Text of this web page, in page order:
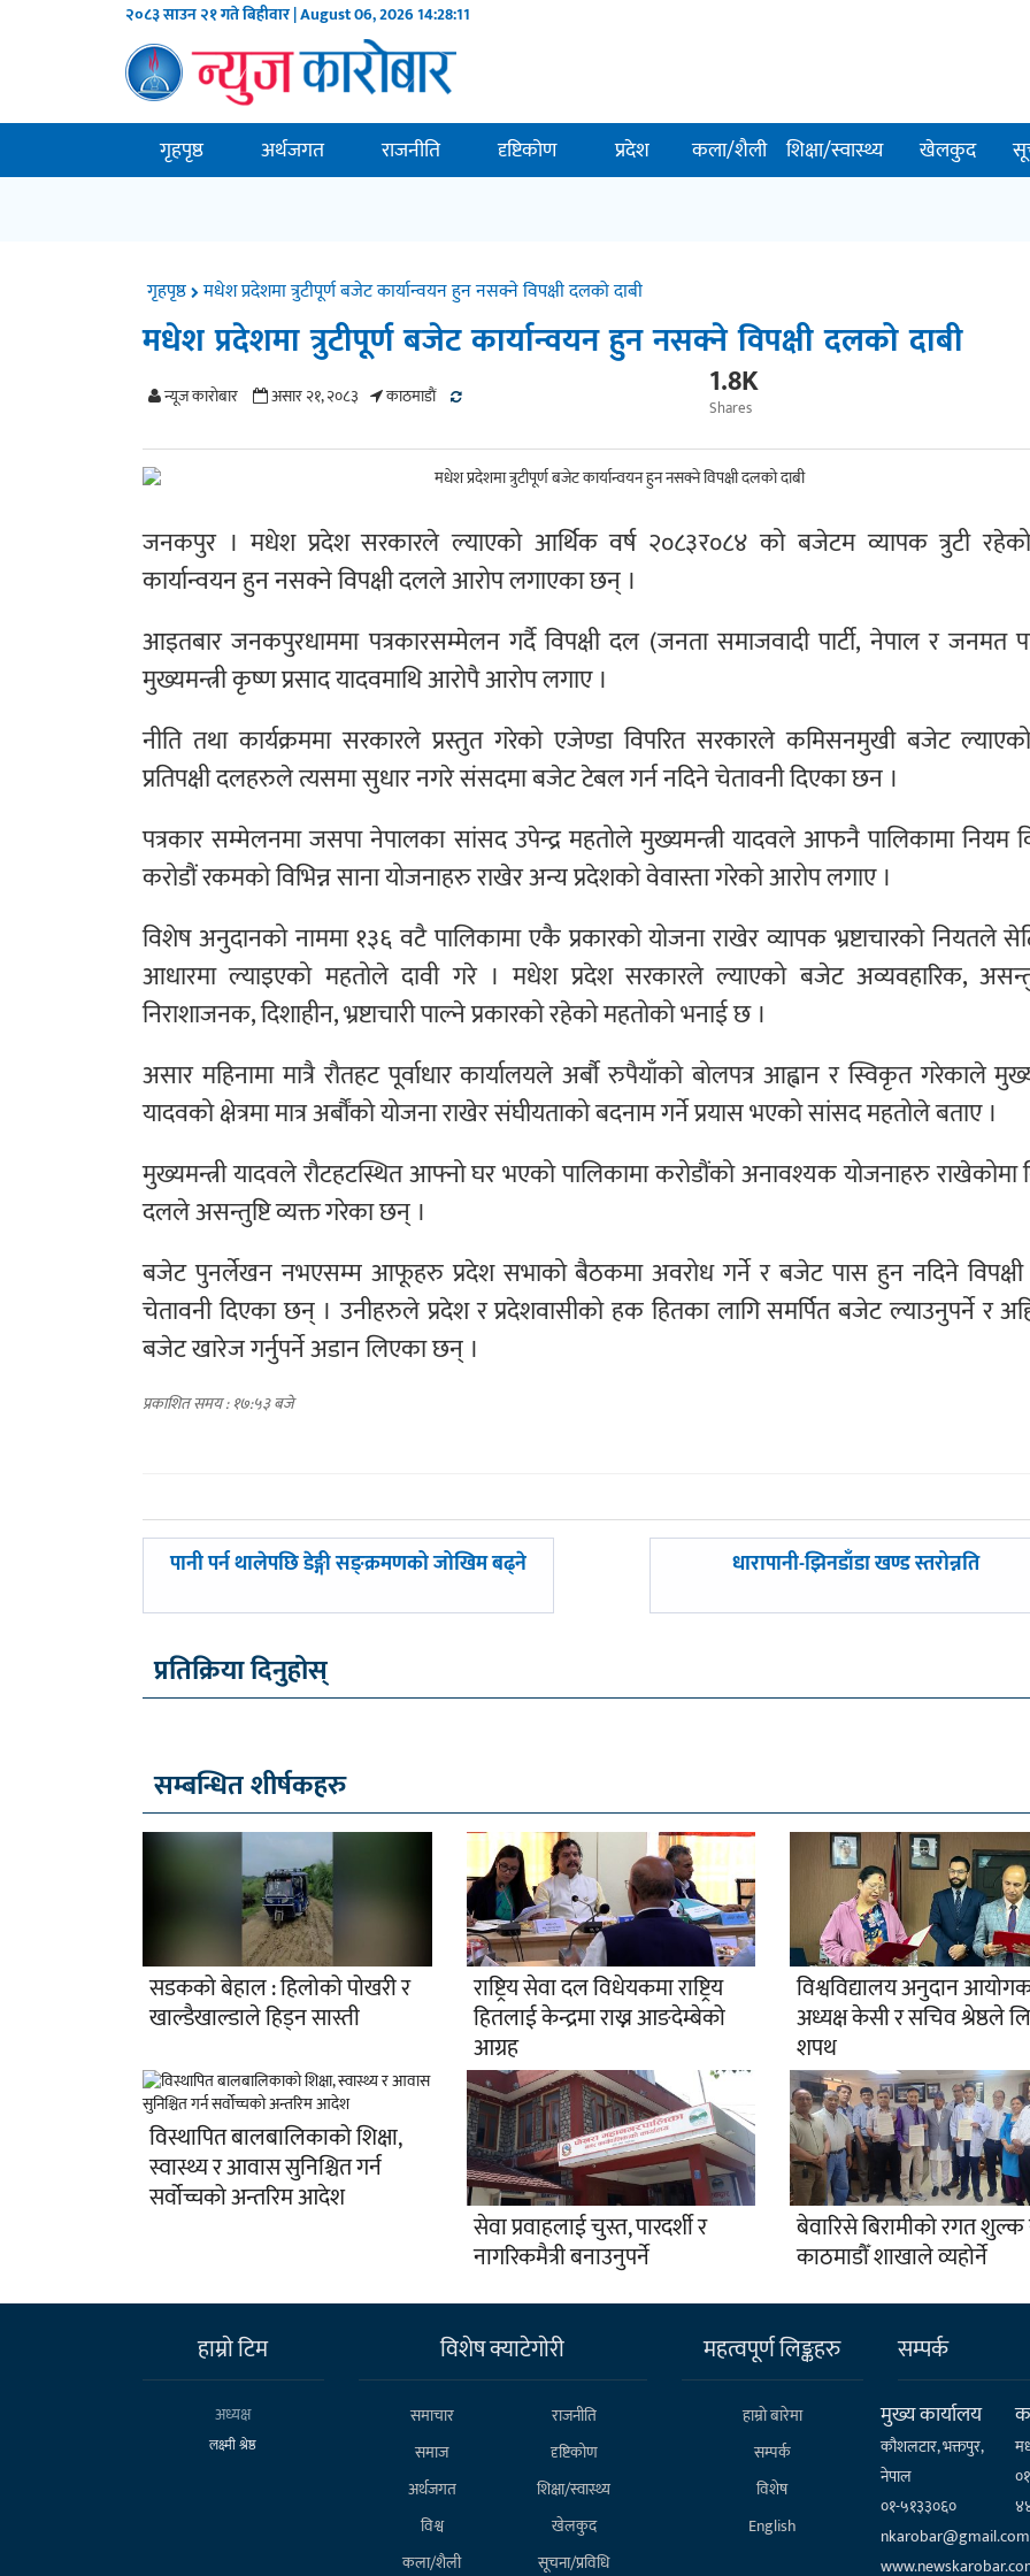
२०८३ साउन २१ गते बिहीवार | August 06, 202614:28:12
गृहपृष्ठ अर्थजगत राजनीति दृष्टिकोण प्रदेश कला/शैली शिक्षा/स्वास्थ्य खेलकुद
गृहपृष्ठ मधेश प्रदेशमा त्रुटीपूर्ण बजेट कार्यान्वयन हुन नसक्ने विपक्षी दलको दाबी
मधेश प्रदेशमा त्रुटीपूर्ण बजेट कार्यान्वयन हुन नसक्ने विपक्षी दलको दाबी
न्यूज काराेबार असार २१, २०८३ काठमाडाैं 1.8K
Shares
जनकपुर । मधेश प्रदेश सरकारले ल्याएको आर्थिक वर्ष २०८३र०८४ को बजेटम व्यापक त्रुटी
कार्यान्वयन हुन नसक्ने विपक्षी दलले आरोप लगाएका छन् ।
आइतबार जनकपुरधाममा पत्रकारसम्मेलन गर्दै विपक्षी दल (जनता समाजवादी पार्टी, नेपाल र जनमत
मुख्यमन्त्री कृष्ण प्रसाद यादवमाथि आरोपै आरोप लगाए ।
नीति तथा कार्यक्रममा सरकारले प्रस्तुत गरेको एजेण्डा विपरित सरकारले कमिसनमुखी बजेट
प्रतिपक्षी दलहरुले त्यसमा सुधार नगरे संसदमा बजेट टेबल गर्न नदिने चेतावनी दिएका छन ।
पत्रकार सम्मेलनमा जसपा नेपालका सांसद उपेन्द्र महतोले मुख्यमन्त्री यादवले आफनै पालिकामा नियम
करोडौं रकमको विभिन्न साना योजनाहरु राखेर अन्य प्रदेशको वेवास्ता गरेको आरोप लगाए ।
विशेष अनुदानको नाममा १३६ वटै पालिकामा एकै प्रकारको योजना राखेर व्यापक भ्रष्टाचारको नियतले
आधारमा ल्याइएको महतोले दावी गरे । मधेश प्रदेश सरकारले ल्याएको बजेट अव्यवहारिक,
निराशाजनक, दिशाहीन, भ्रष्टाचारी पाल्ने प्रकारको रहेको महतोको भनाई छ ।
असार महिनामा मात्रै रौतहट पूर्वाधार कार्यालयले अर्बौ रुपैयाँको बोलपत्र आह्वान र स्विकृत गरेकाले
यादवको क्षेत्रमा मात्र अर्बौंको योजना राखेर संघीयताको बदनाम गर्ने प्रयास भएको सांसद महतोले बताए ।
मुख्यमन्त्री यादवले रौटहटस्थित आफ्नो घर भएको पालिकामा करोडौंको अनावश्यक योजनाहरु राखेकोमा
दलले असन्तुष्टि व्यक्त गरेका छन् ।
बजेट पुनर्लेखन नभएसम्म आफूहरु प्रदेश सभाको बैठकमा अवरोध गर्ने र बजेट पास हुन नदिने
चेतावनी दिएका छन् । उनीहरुले प्रदेश र प्रदेशवासीको हक हितका लागि समर्पित बजेट ल्याउनुपर्ने र
बजेट खारेज गर्नुपर्ने अडान लिएका छन् ।
प्रकाशित समय : १७:५३ बजे
पछिल्लाे
पानी पर्न थालेपछि डेङ्गी सङ्क्रमणको जोखिम बढ्ने
अघिल्लाे
धारापानी-झिनडाँडा खण्ड स्तरोन्नति
प्रतिक्रिया दिनुहोस्
सम्बन्धित शीर्षकहरु
सडकको बेहाल : हिलोको पोखरी र
खाल्डैखाल्डाले हिड्न सास्ती
राष्ट्रिय सेवा दल विधेयकमा राष्ट्रिय
हितलाई केन्द्रमा राख्न आङदेम्बेको
आग्रह
विश्वविद्यालय अनुदान
अध्यक्ष केसी र सचिव श्रेष्ठले
शपथ
विस्थापित बालबालिकाको शिक्षा,
स्वास्थ्य र आवास सुनिश्चित गर्न
सर्वोच्चको अन्तरिम आदेश
सेवा प्रवाहलाई चुस्त, पारदर्शी र
नागरिकमैत्री बनाउनुपर्ने
बेवारिसे बिरामीको रगत
काठमाडौँ शाखाले व्यहोर्ने
हाम्राे टिम
अध्यक्ष
लक्ष्मी श्रेष्ठ
विशेष क्याटेगाेरी
समाचार
राजनीति
समाज
दृष्टिकोण
अर्थजगत
शिक्षा/स्वास्थ्य
विश्व
खेलकुद
कला/शैली
सूचना/प्रविधि
महत्वपूर्ण लिङ्कहरु
हाम्राे बारेमा
सम्पर्क
विशेष
English
सम्पर्क
मुख्य कार्यालय
कौशलटार, भक्तपुर,
नेपाल
०१-५१३३०६०
nkarobar@gmail.com